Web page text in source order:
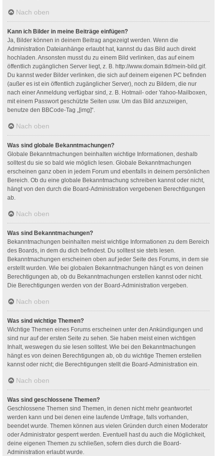
Nach oben
Kann ich Bilder in meine Beiträge einfügen?
Ja, Bilder können in deinem Beitrag angezeigt werden. Wenn die
Administration Dateianhänge erlaubt hat, kannst du das Bild auch direkt
hochladen. Ansonsten musst du zu einem Bild verlinken, das auf einem
öffentlich zugänglichen Server liegt, z. B. http://www.domain.tld/mein-bild.gif.
Du kannst weder Bilder verlinken, die sich auf deinem eigenen PC befinden
(außer es ist ein öffentlich zugänglicher Server), noch zu Bildern, die nur
nach einer Anmeldung verfügbar sind, z. B. Hotmail- oder Yahoo-Mailboxen,
mit einem Passwort geschützte Seiten usw. Um das Bild anzuzeigen,
benutze den BBCode-Tag „[img]“.
Nach oben
Was sind globale Bekanntmachungen?
Globale Bekanntmachungen beinhalten wichtige Informationen, deshalb
solltest du sie so bald wie möglich lesen. Globale Bekanntmachungen
erscheinen ganz oben in jedem Forum und ebenfalls in deinem persönlichen
Bereich. Ob du eine globale Bekanntmachung schreiben kannst oder nicht,
hängt von den durch die Board-Administration vergebenen Berechtigungen
ab.
Nach oben
Was sind Bekanntmachungen?
Bekanntmachungen beinhalten meist wichtige Informationen zu dem Bereich
des Boards, in dem du dich befindest. Du solltest sie stets lesen.
Bekanntmachungen erscheinen oben auf jeder Seite des Forums, in dem sie
erstellt wurden. Wie bei globalen Bekanntmachungen hängt es von deinen
Berechtigungen ab, ob du Bekanntmachungen erstellen kannst oder nicht.
Die Berechtigungen werden von der Board-Administration vergeben.
Nach oben
Was sind wichtige Themen?
Wichtige Themen eines Forums erscheinen unter den Ankündigungen und
sind nur auf der ersten Seite zu sehen. Sie haben meist einen wichtigen
Inhalt, weswegen du sie lesen solltest. Wie bei den Bekanntmachungen
hängt es von deinen Berechtigungen ab, ob du wichtige Themen erstellen
kannst oder nicht; die Berechtigungen stellt die Board-Administration ein.
Nach oben
Was sind geschlossene Themen?
Geschlossene Themen sind Themen, in denen nicht mehr geantwortet
werden kann und bei denen eine laufende Umfrage, falls vorhanden,
beendet wurde. Themen können aus vielen Gründen durch einen Moderator
oder Administrator gesperrt werden. Eventuell hast du auch die Möglichkeit,
deine eigenen Themen zu schließen, sofern dies durch die Board-
Administration erlaubt wurde.